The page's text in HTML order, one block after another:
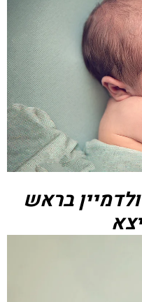
בראש